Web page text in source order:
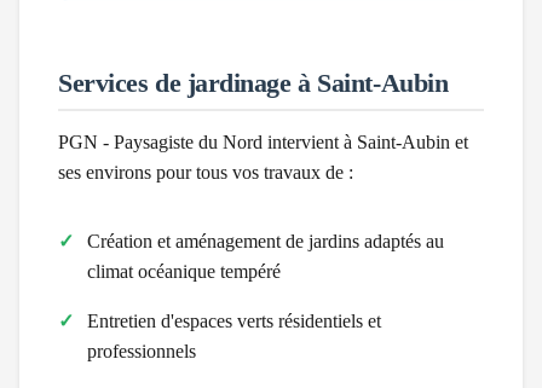
Services de jardinage à Saint-Aubin
PGN - Paysagiste du Nord intervient à Saint-Aubin et
ses environs pour tous vos travaux de :
Création et aménagement de jardins adaptés au
climat océanique tempéré
Entretien d'espaces verts résidentiels et
professionnels